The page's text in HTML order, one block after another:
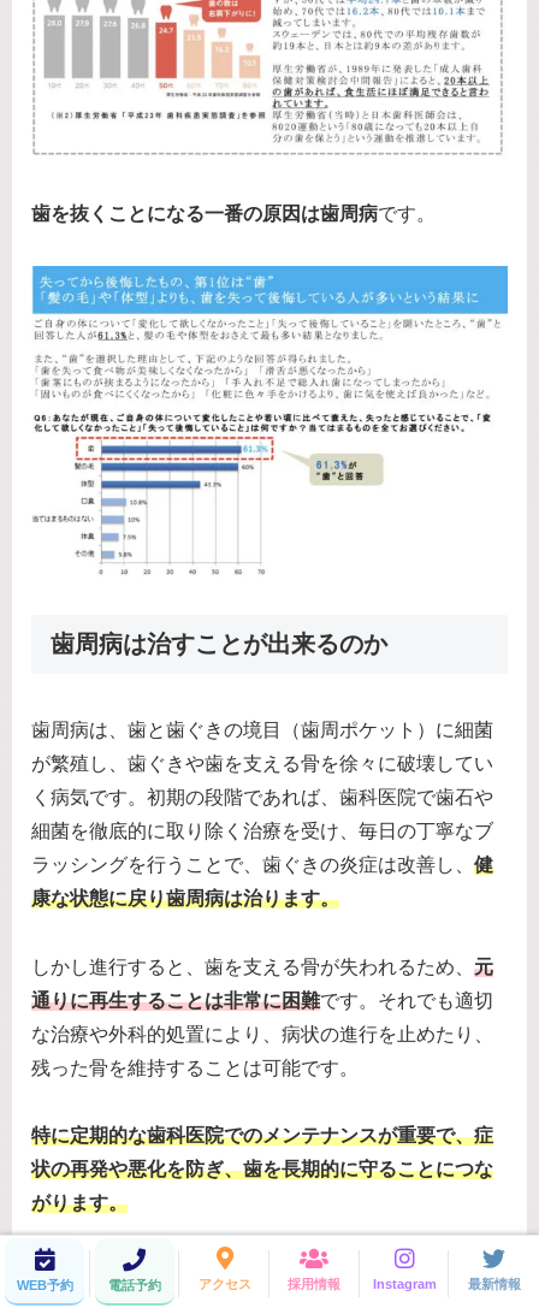
歯を抜くことになる一番の原因は歯周病です。
歯周病は治すことが出来るのか
歯周病は、歯と歯ぐきの境目（歯周ポケット）に細菌
が繁殖し、歯ぐきや歯を支える骨を徐々に破壊してい
く病気です。初期の段階であれば、歯科医院で歯石や
細菌を徹底的に取り除く治療を受け、毎日の丁寧なブ
ラッシングを行うことで、歯ぐきの炎症は改善し、 健
康な状態に戻り歯周病は治ります。
しかし進行すると、歯を支える骨が失われるため、 元
通りに再生することは非常に困難です。それでも適切
な治療や外科的処置により、病状の進行を止めたり、
残った骨を維持することは可能です。
特に定期的な歯科医院でのメンテナンスが重要で、症
状の再発や悪化を防ぎ、歯を長期的に守ることにつな
がります。
メンテナンスの重要性
WEB予約 電話予約 アクセス 採用情報 Instagram 最新情報